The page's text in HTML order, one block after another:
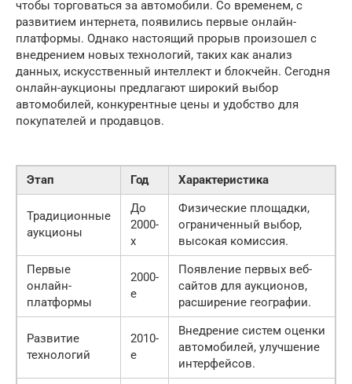
чтобы торговаться за автомобили. Со временем, с
развитием интернета, появились первые онлайн-
платформы. Однако настоящий прорыв произошел с
внедрением новых технологий, таких как анализ
данных, искусственный интеллект и блокчейн. Сегодня
онлайн-аукционы предлагают широкий выбор
автомобилей, конкурентные цены и удобство для
покупателей и продавцов.
Этап Год Характеристика
Традиционные
аукционы
До
2000-
х
Физические площадки,
ограниченный выбор,
высокая комиссия.
Первые
онлайн-
платформы
2000-
е
Появление первых веб-
сайтов для аукционов,
расширение географии.
Развитие
технологий
2010-
е
Внедрение систем оценки
автомобилей, улучшение
интерфейсов.